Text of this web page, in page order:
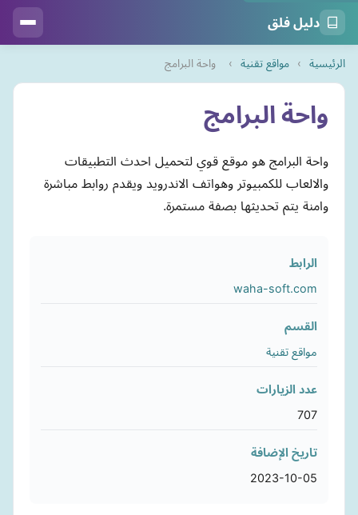
دليل فلق
الرئيسية › مواقع تقنية › واحة البرامج
واحة البرامج
واحة البرامج هو موقع قوي لتحميل احدث التطبيقات
والالعاب للكمبيوتر وهواتف الاندرويد ويقدم روابط مباشرة
وامنة يتم تحديثها بصفة مستمرة.
الرابط
waha-soft.com
القسم
مواقع تقنية
عدد الزيارات
707
تاريخ الإضافة
2023-10-05